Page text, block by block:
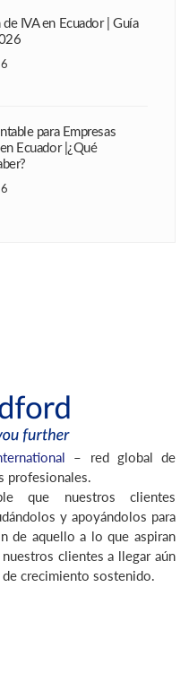
IVA en Ecuador | Guía
para Empresas
Ecuador |¿Qué
– red global de
profesionales.
que nuestros clientes
y apoyándolos para
de aquello a lo que aspiran
clientes a llegar aún
crecimiento sostenido.